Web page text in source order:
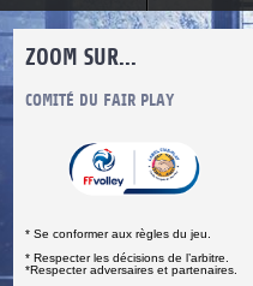
ZOOM SUR...
COMITÉ DU FAIR PLAY
* Se conformer aux règles du jeu.
* Respecter les décisions de l’arbitre.
*Respecter adversaires et partenaires.